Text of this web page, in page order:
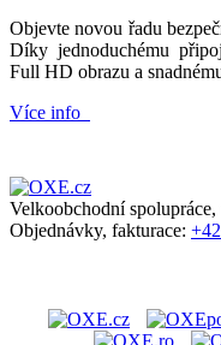
Objevte novou řadu
Díky jednoduchému
Full HD obrazu a
Více info
Velkoobchodní
Objednávky, fakturace: